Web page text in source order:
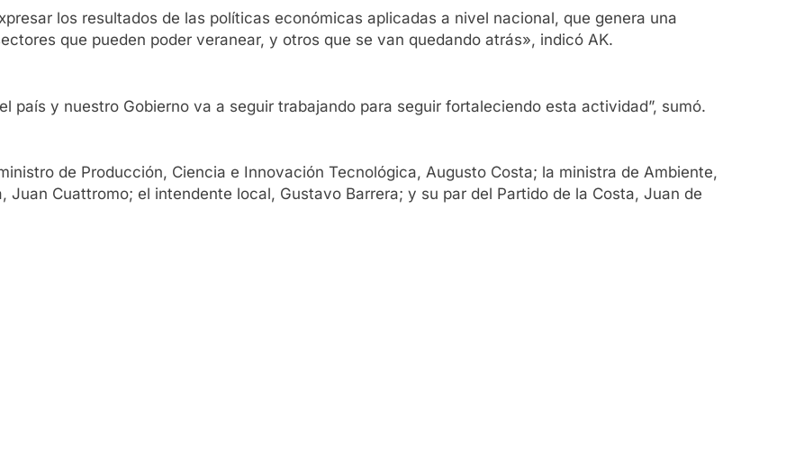
los resultados de las políticas económicas aplicadas a nivel nacional, que genera una
que pueden poder veranear, y otros que se van quedando atrás», indicó AK.
país y nuestro Gobierno va a seguir trabajando para seguir fortaleciendo esta actividad”, sumó.
de Producción, Ciencia e Innovación Tecnológica, Augusto Costa; la ministra de Ambiente,
Juan Cuattromo; el intendente local, Gustavo Barrera; y su par del Partido de la Costa, Juan de